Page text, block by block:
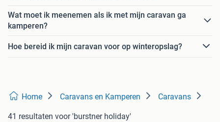
Wat moet ik meenemen als ik met mijn caravan ga
kamperen?
Hoe bereid ik mijn caravan voor op winteropslag?
Home Caravans en Kamperen Caravans
41 resultaten voor 'burstner holiday'